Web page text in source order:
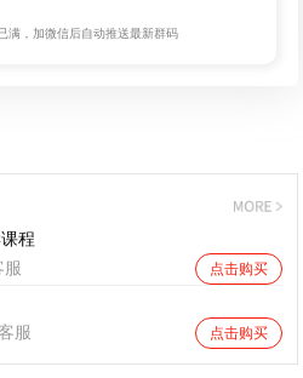
满，加微信后自动推送最新群码
程
服 点击购买
服 点击购买